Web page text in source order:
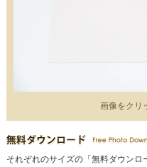
画像をクリ
それぞれのサイズの「無料ダウン